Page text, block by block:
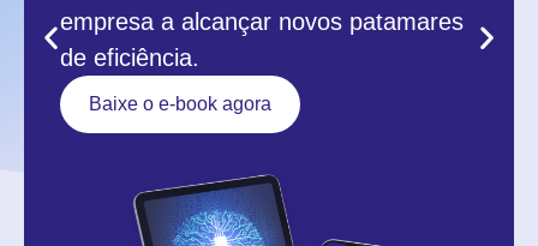
empresa a alcançar novos patamares
de eficiência.
Baixe o e-book agora